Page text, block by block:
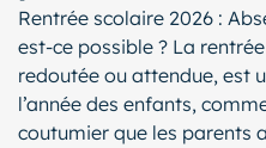
Rentrée scolaire 2026 :
est-ce possible ? La
redoutée ou attendue, est
l’année des enfants,
coutumier que les parents